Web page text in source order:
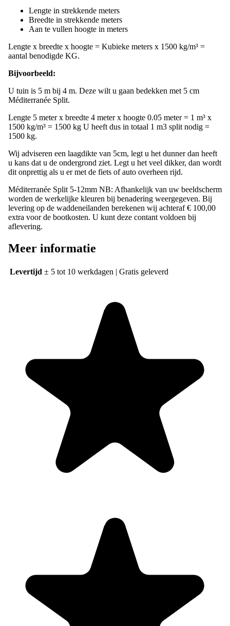
Lengte in strekkende meters
Breedte in strekkende meters
Aan te vullen hoogte in meters
Lengte x breedte x hoogte = Kubieke meters x 1500 kg/m³ =
aantal benodigde KG.
Bijvoorbeeld:
U tuin is 5 m bij 4 m. Deze wilt u gaan bedekken met 5 cm
Méditerranée Split.
Lengte 5 meter x breedte 4 meter x hoogte 0.05 meter = 1 m³ x
1500 kg/m³ = 1500 kg U heeft dus in totaal 1 m3 split nodig =
1500 kg.
Wij adviseren een laagdikte van 5cm, legt u het dunner dan heeft
u kans dat u de ondergrond ziet. Legt u het veel dikker, dan wordt
dit onprettig als u er met de fiets of auto overheen rijd.
Méditerranée Split 5-12mm NB: Afhankelijk van uw beeldscherm
worden de werkelijke kleuren bij benadering weergegeven. Bij
levering op de waddeneilanden berekenen wij achteraf € 100,00
extra voor de bootkosten. U kunt deze contant voldoen bij
aflevering.
Meer informatie
Levertijd ± 5 tot 10 werkdagen | Gratis geleverd